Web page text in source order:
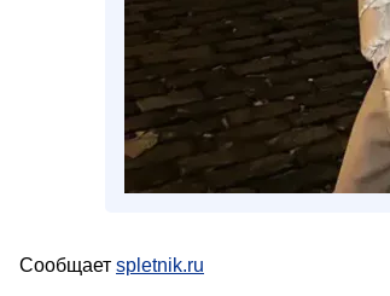
Сообщает spletnik.ru